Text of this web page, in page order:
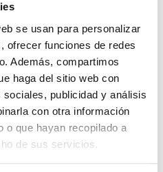
se usan para personalizar
ofrecer funciones de redes
Además, compartimos
haga del sitio web con
publicidad y análisis
con otra información
o que hayan recopilado a
de sus servicios.
banco central
comercio cultura dificultades
dinero en